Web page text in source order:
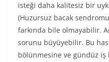
isteği daha kalitesiz bir
(Huzursuz bacak
farkında bile olmayabilir.
sorunu büyüyebilir. Bu
bölünmesine ve gündüz iş